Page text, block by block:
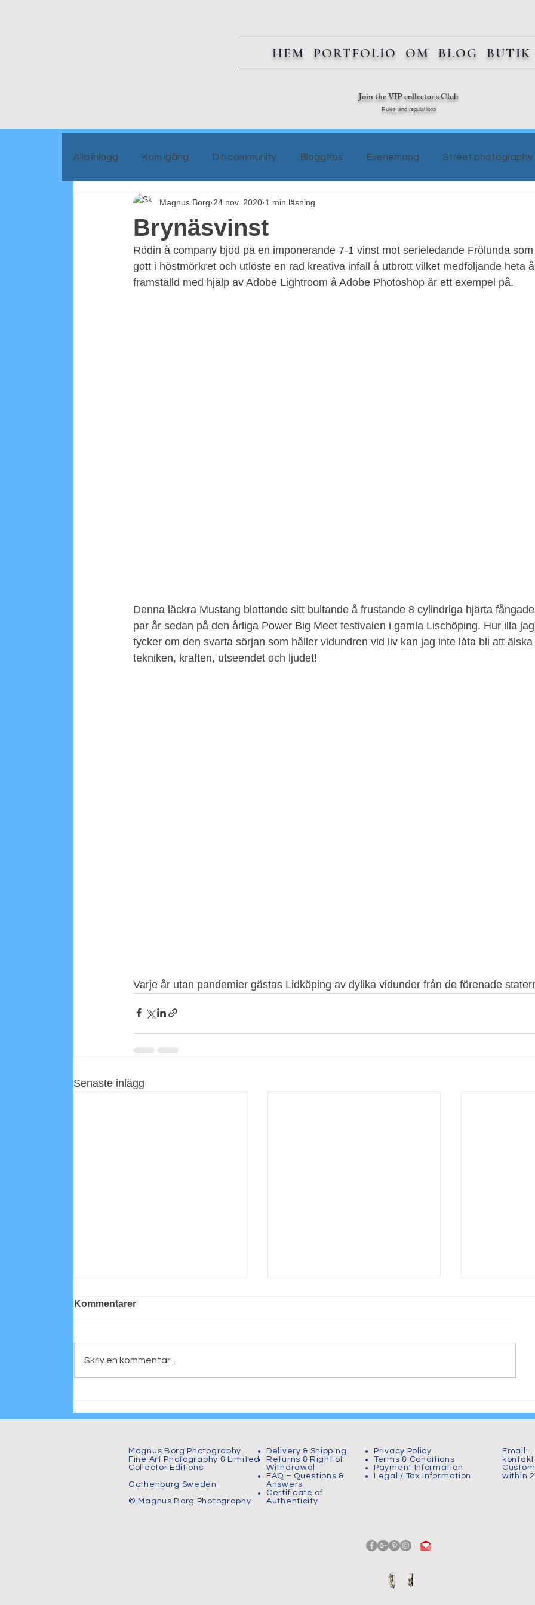
HEM PORTFOLIO OM BLOG BUTIK
Join the VIP collector's Club
Rules and regulations
Alla inlägg Kom igång Din community Bloggtips Evenemang Street photography
Portrait people Blog info
Brynäsvinst
Magnus Borg 24 nov. 2020 1 min läsning
Rödin å company bjöd på en imponerande 7-1 vinst mot serieledande Frölunda
gott i höstmörkret och utlöste en rad kreativa infall å utbrott vilket medföljande heta
framställd med hjälp av Adobe Lightroom å Adobe Photoshop är ett exempel på.
Denna läckra Mustang blottande sitt bultande å frustande 8 cylindriga hjärta
par år sedan på den årliga Power Big Meet festivalen i gamla Lischöping. Hur illa
tycker om den svarta sörjan som håller vidundren vid liv kan jag inte låta bli att älska
tekniken, kraften, utseendet och ljudet!
Varje år utan pandemier gästas Lidköping av dylika vidunder från de förenade
Senaste inlägg
Personligt porträtt
Warrior
Kommentarer
Skriv en kommentar...
Magnus Borg Photography
Fine Art Photography & Limited
Collector Editions
Gothenburg Sweden
© Magnus Borg Photography
Delivery & Shipping
Returns & Right of
Withdrawal
FAQ – Questions &
Answers
Certificate of
Authenticity
Privacy Policy
Terms & Conditions
Payment Information
Legal / Tax Information
Email:
within